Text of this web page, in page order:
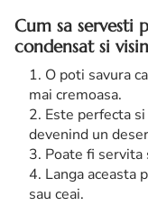
Cum sa servesti
condensat si
O poti savura
mai cremoasa.
Este perfecta
devenind un
Poate fi servita
Langa aceasta
sau ceai.